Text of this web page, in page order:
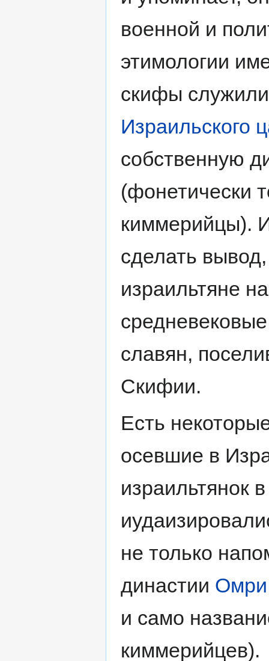
военной и
этимологии
скифы
Израильского
собственную
(фонетически
киммерийцы).
сделать
израильтяне
славян,
Скифии.
Есть
осевшие в
израильтянок
не только
династии Омри
и само
киммерийцев).